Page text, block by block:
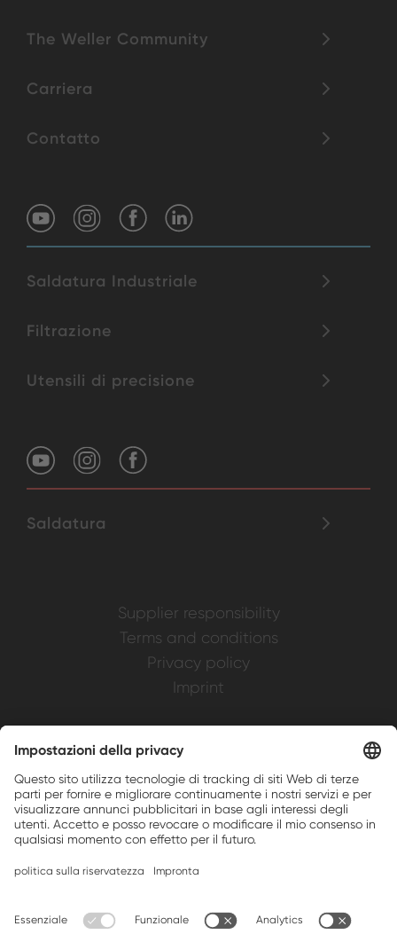
The Weller Community
Carriera
Contatto
Saldatura Industriale
Filtrazione
Utensili di precisione
Saldatura
Supplier responsibility
Terms and conditions
Privacy policy
Imprint
Brands, Inc.
Companion brands: